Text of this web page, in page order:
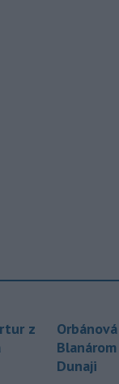
z
Dunaji